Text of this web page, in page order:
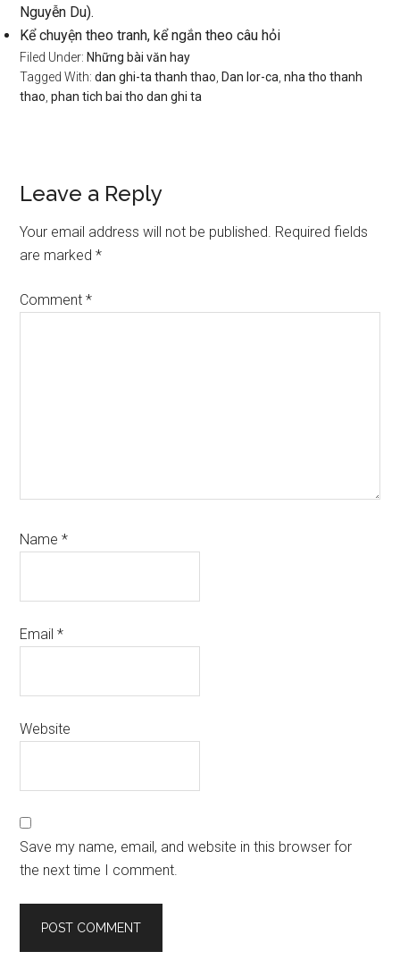
Nguyễn Du).
Kể chuyện theo tranh, kể ngắn theo câu hỏi
Filed Under: Những bài văn hay
Tagged With:dan ghi-ta thanh thao Dan lor-ca ,nha tho thanh
thao ,phan tich bai tho dan ghi ta
Reader
Interactions
Leave a Reply
Your email address will not be published. Required fields
are marked*
Comment*
Name*
Email*
Website
Save my name, email, and website in this browser for
the next time I comment.